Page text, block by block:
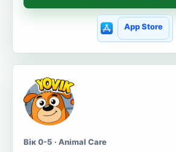
App Store
Вік 0-5 · Animal Care